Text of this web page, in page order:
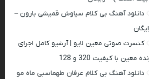
دانلود آهنگ بی کلام سیاوش قمیشی بارون –
کنسرت صوتی معین لایو | آرشیو کامل اجرای
معین با کیفیت 320 و 128
دانلود آهنگ بی کلام عرفان طهماسبی ماه مو